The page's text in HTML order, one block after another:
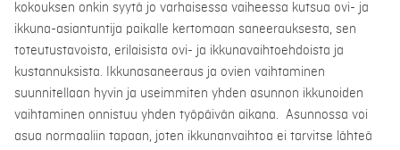
kokouksen onkin syytä jo varhaisessa vaiheessa kutsua ovi- ja
ikkuna-asiantuntija paikalle kertomaan saneerauksesta, sen
toteutustavoista, erilaisista ovi- ja ikkunavaihtoehdoista ja
kustannuksista. Ikkunasaneeraus ja ovien vaihtaminen
suunnitellaan hyvin ja useimmiten yhden asunnon ikkunoiden
vaihtaminen onnistuu yhden työpäivän aikana. Asunnossa voi
asua normaaliin tapaan, joten ikkunanvaihtoa ei tarvitse lähteä